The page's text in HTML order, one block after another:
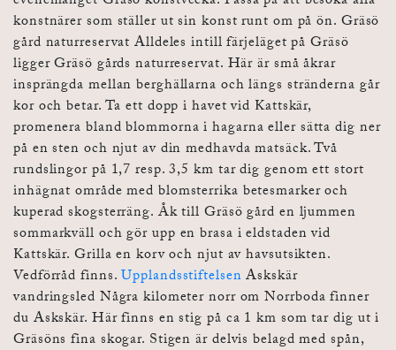
konstnärer som ställer ut sin konst runt om på ön. Gräsö
gård naturreservat Alldeles intill färjeläget på Gräsö
ligger Gräsö gårds naturreservat. Här är små åkrar
insprängda mellan berghällarna och längs stränderna går
kor och betar. Ta ett dopp i havet vid Kattskär,
promenera bland blommorna i hagarna eller sätta dig ner
på en sten och njut av din medhavda matsäck. Två
rundslingor på 1,7 resp. 3,5 km tar dig genom ett stort
inhägnat område med blomsterrika betesmarker och
kuperad skogsterräng. Åk till Gräsö gård en ljummen
sommarkväll och gör upp en brasa i eldstaden vid
Kattskär. Grilla en korv och njut av havsutsikten.
Vedförråd finns.UpplandsstiftelsenAskskär
vandringsled Några kilometer norr om Norrboda finner
du Askskär. Här finns en stig på ca 1 km som tar dig ut i
Gräsöns fina skogar. Stigen är delvis belagd med spån,